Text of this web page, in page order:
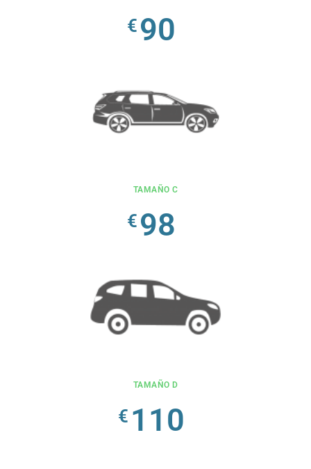
€ 90
TAMAÑO C
€ 98
TAMAÑO D
€ 110